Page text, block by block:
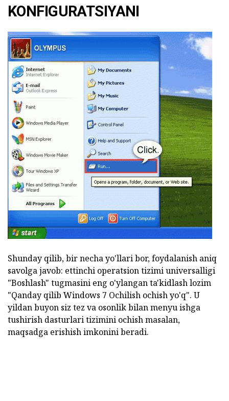
KONFIGURATSIYANI
Shunday qilib, bir necha yo'llari bor, foydalanish aniq
savolga javob: ettinchi operatsion tizimi universalligi
"Boshlash" tugmasini eng o'ylangan ta'kidlash lozim
"Qanday qilib Windows 7 Ochilish ochish yo'q". U
yildan buyon siz tez va osonlik bilan menyu ishga
tushirish dasturlari tizimini ochish masalan,
maqsadga erishish imkonini beradi.